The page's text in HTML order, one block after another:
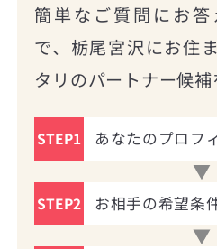
簡単なご質問にお
で、栃尾宮沢にお住
タリのパートナー候
STEP1 あなたのプロフ
STEP2 お相手の希望条